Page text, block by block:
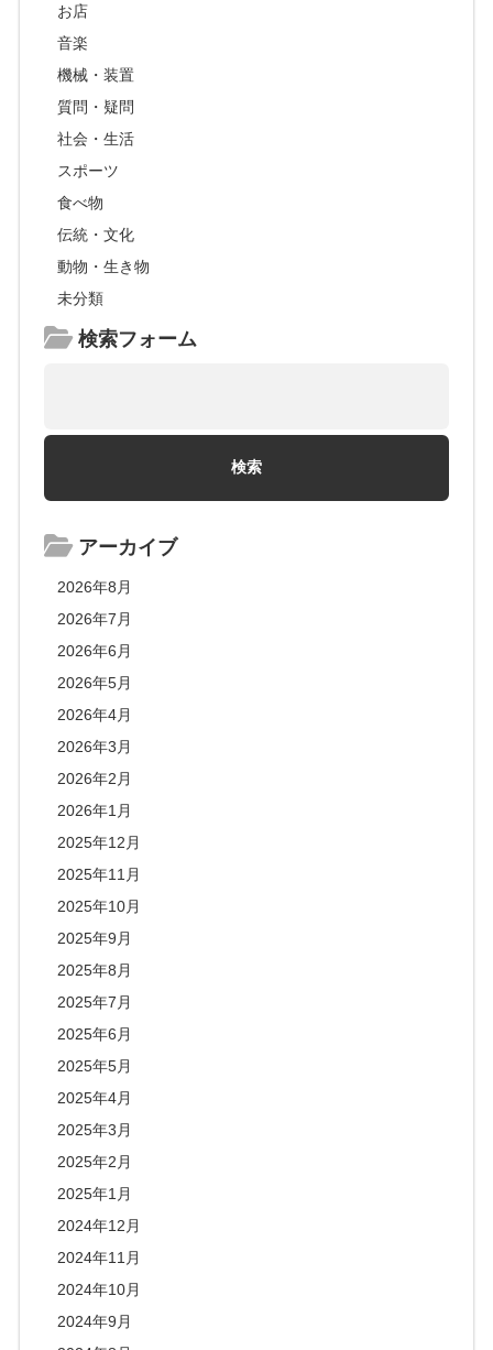
お店
音楽
機械・装置
質問・疑問
社会・生活
スポーツ
食べ物
伝統・文化
動物・生き物
未分類
検索フォーム
アーカイブ
2026年8月
2026年7月
2026年6月
2026年5月
2026年4月
2026年3月
2026年2月
2026年1月
2025年12月
2025年11月
2025年10月
2025年9月
2025年8月
2025年7月
2025年6月
2025年5月
2025年4月
2025年3月
2025年2月
2025年1月
2024年12月
2024年11月
2024年10月
2024年9月